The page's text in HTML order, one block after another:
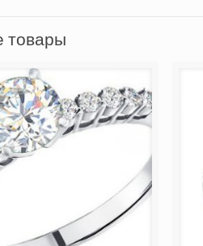
товары